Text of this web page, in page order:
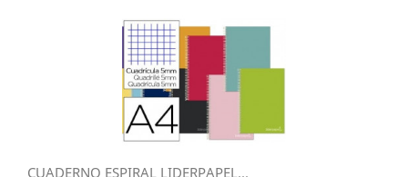
CUADERNO ESPIRAL LIDERPAPEL...